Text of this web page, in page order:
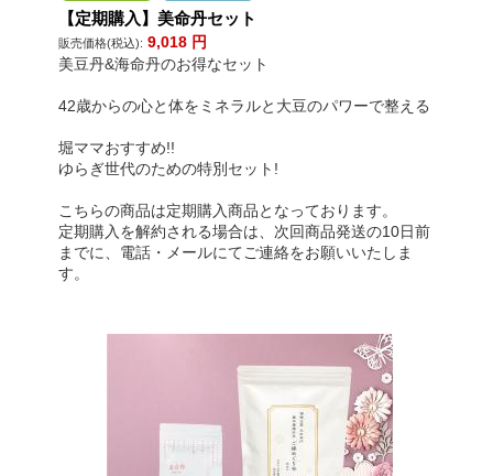
【定期購入】美命丹セット
販売価格(税込): 9,018 円
美豆丹&海命丹のお得なセット
42歳からの心と体をミネラルと大豆のパワーで整える
堀ママおすすめ!!
ゆらぎ世代のための特別セット!
こちらの商品は定期購入商品となっております。
定期購入を解約される場合は、次回商品発送の10日前
までに、電話・メールにてご連絡をお願いいたしま
す。